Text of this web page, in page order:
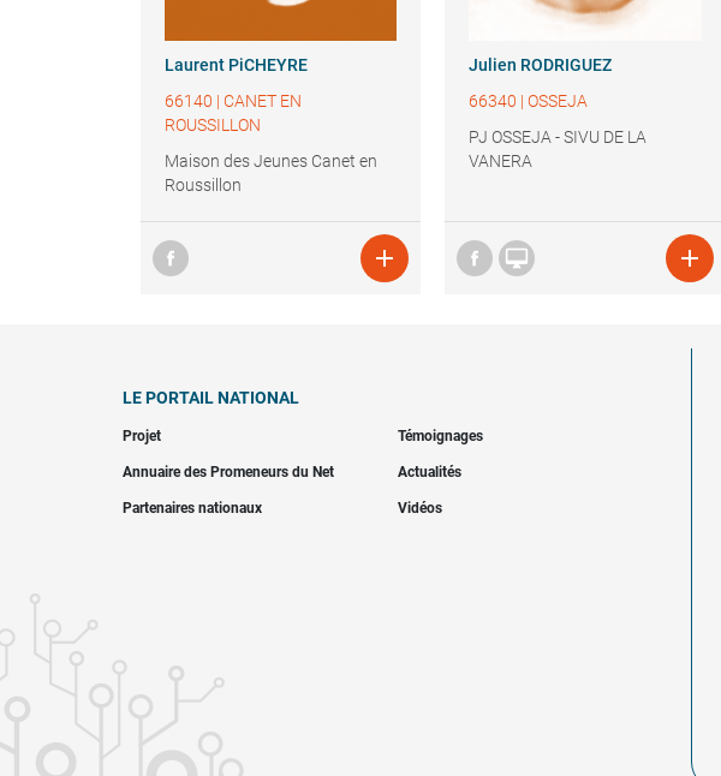
Laurent PiCHEYRE
66140 | CANET EN
ROUSSILLON
Maison des Jeunes Canet en
Roussillon

Julien RODRIGUEZ
66340 |OSSEJA
PJ OSSEJA - SIVU DE LA
VANERA
 
LE PORTAIL NATIONAL
Projet Témoignages
Annuaire des Promeneurs du Net Actualités
Partenaires nationaux Vidéos